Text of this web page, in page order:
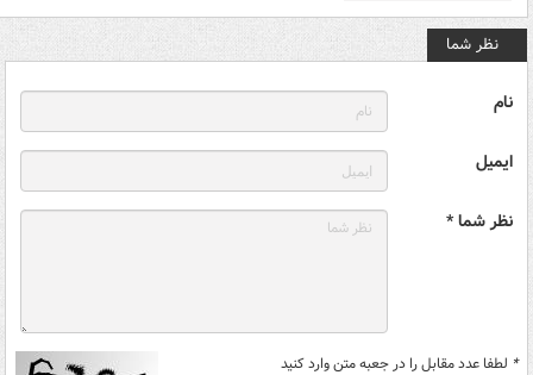
نظر شما
نام
ایمیل
نظر شما *
* لطفا عدد مقابل را در جعبه متن وارد کنید